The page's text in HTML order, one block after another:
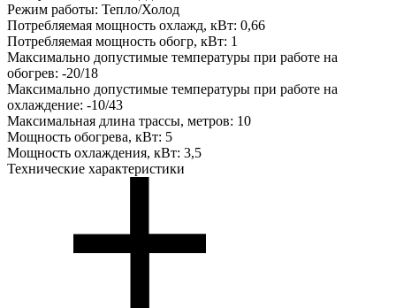
Режим работы: Тепло/Холод
Потребляемая мощность охлажд, кВт: 0,66
Потребляемая мощность обогр, кВт: 1
Максимально допустимые температуры при работе на
обогрев: -20/18
Максимально допустимые температуры при работе на
охлаждение: -10/43
Максимальная длина трассы, метров: 10
Мощность обогрева, кВт: 5
Мощность охлаждения, кВт: 3,5
Технические характеристики